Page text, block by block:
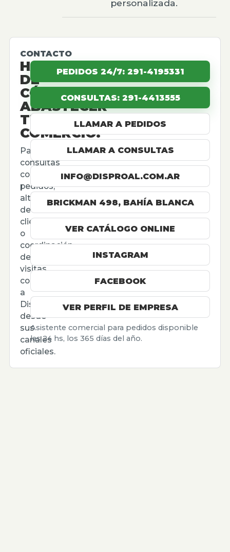
personalizada.
CONTACTO
HABLEMOS
DE
CÓMO
ABASTECER
TU
COMERCIO.
Para
consultas
comerciales,
pedidos,
altas
de
cliente
o
coordinación
de
visitas,
contactá
a
Disproal
desde
sus
canales
oficiales.
PEDIDOS 24/7: 291-4195331
CONSULTAS: 291-4413555
LLAMAR A PEDIDOS
LLAMAR A CONSULTAS
INFO@DISPROAL.COM.AR
BRICKMAN 498, BAHÍA BLANCA
VER CATÁLOGO ONLINE
INSTAGRAM
FACEBOOK
VER PERFIL DE EMPRESA
Asistente comercial para pedidos disponible
las 24 hs, los 365 días del año.